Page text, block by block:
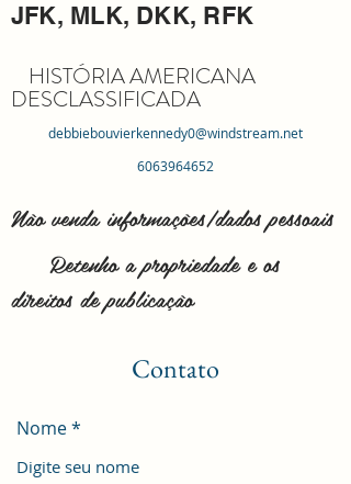
JFK, MLK, DKK, RFK
HISTÓRIA AMERICANA
DESCLASSIFICADA
debbiebouvierkennedy0@windstream.net
6063964652
Não venda informações/dados pessoais
Retenho a propriedade e os
direitos de publicação
Contato
Nome